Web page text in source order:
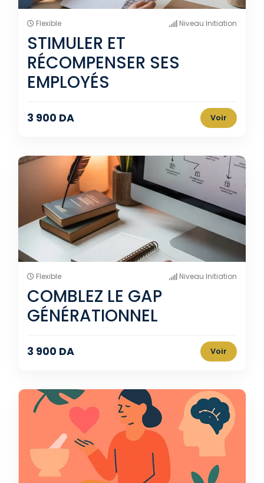
Flexible Niveau Initiation
STIMULER ET
RÉCOMPENSER SES
EMPLOYÉS
3 900 DA Voir
Flexible Niveau Initiation
COMBLEZ LE GAP
GÉNÉRATIONNEL
3 900 DA Voir